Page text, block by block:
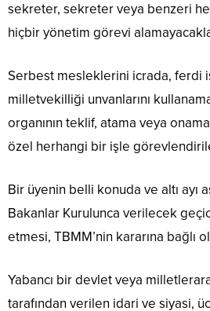
sekreter, sekreter veya benzeri
hiçbir yönetim görevi
Serbest mesleklerini icrada, ferdi
milletvekilliği unvanlarını
organının teklif, atama veya
özel herhangi bir işle
Bir üyenin belli konuda ve altı ayı
Bakanlar Kurulunca verilecek
etmesi, TBMM’nin kararına bağlı
Yabancı bir devlet veya
tarafından verilen idari ve siyasi,